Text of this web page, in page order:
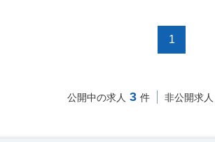
1
公開中の求人 3 件 非公開求人